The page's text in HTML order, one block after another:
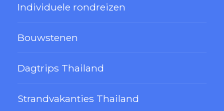
Individuele rondreizen
Bouwstenen
Dagtrips Thailand
Strandvakanties Thailand